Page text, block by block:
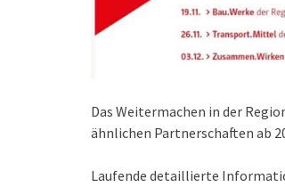
Das Weitermachen in der
ähnlichen Partnerschaften ab
Laufende detaillierte